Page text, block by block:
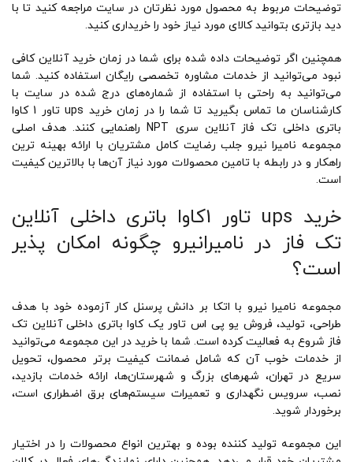
توضیحات مربوط به محصول مورد نظرتان در سایت مراجعه کنید تا با
دید بازتری بتوانید کالای مورد نیاز خود را خریداری کنید.
همچنین اگر توضیحات داده شده برای شما در زمان خرید آنلاین کافی
نبود می‌توانید از خدمات مشاوره تخصصی رایگان استفاده کنید. شما
می‌توانید به راحتی با استفاده از شماره‌های درج شده در سایت با
کارشناسان ما تماس بگیرید تا شما را در زمان خرید ups تاور 1 کاوا
باتری داخلی تک فاز آنلاین سری NPT راهنمایی کنند. هدف اصلی
مجموعه نامیرا نیرو جلب رضایت کامل مشتریان با ارائه بهینه ترین
راهکار و در رابطه با تامین محصولات مورد نیاز آن‌ها با بالاترین کیفیت
است.
خرید ups تاور 1کاوا باتری داخلی آنلاین
تک فاز در نامیرانیرو چگونه امکان پذیر
است؟
مجموعه نامیرا نیرو با اتکا بر دانش پرسنل کار آزموده خود با هدف
طراحی، تولید، فروش یو پی اس تاور یک کاوا باتری داخلی آنلاین تک
فاز شروع به فعالیت کرده است. شما با خرید در این مجموعه می‌توانید
از خدمات خوب آن که شامل ضمانت کیفیت برتر محصول، تحویل
سریع در تهران، شهرهای بزرگ و شهرستان‌ها، ارائه خدمات بازدید،
نصب، سرویس نگهداری و تعمیرات سیستم‌های برق اضطراری است،
برخوردار شوید.
این مجموعه تولید کننده بوده و بهترین انواع محصولات را در اختیار